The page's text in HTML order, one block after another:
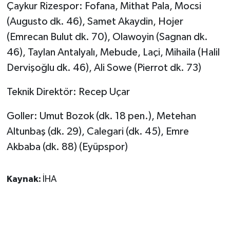
Çaykur Rizespor: Fofana, Mithat Pala, Mocsi
(Augusto dk. 46), Samet Akaydin, Hojer
(Emrecan Bulut dk. 70), Olawoyin (Sagnan dk.
46), Taylan Antalyalı, Mebude, Laçi, Mihaila (Halil
Dervişoğlu dk. 46), Ali Sowe (Pierrot dk. 73)
Teknik Direktör: Recep Uçar
Goller: Umut Bozok (dk. 18 pen.), Metehan
Altunbaş (dk. 29), Calegari (dk. 45), Emre
Akbaba (dk. 88) (Eyüpspor)
Kaynak: İHA
KÜLTÜR SANAT
MAGAZİN
Otomobil
POLİTİKA
Sağlık
SİYASET